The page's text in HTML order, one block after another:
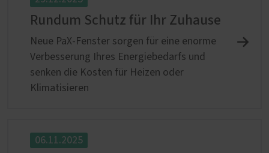
Rundum Schutz für Ihr Zuhause
Neue PaX-Fenster sorgen für eine enorme
Verbesserung Ihres Energiebedarfs und
senken die Kosten für Heizen oder
Klimatisieren
06.11.2025